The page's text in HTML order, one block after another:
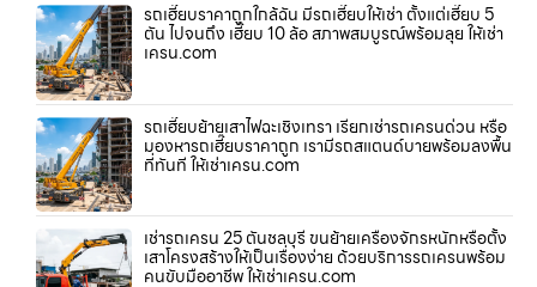
รถเฮี๊ยบราคาถูกใกล้ฉัน มีรถเฮี๊ยบให้เช่า ตั้งแต่เฮี๊ยบ 5
ตัน ไปจนถึง เฮี๊ยบ 10 ล้อ สภาพสมบูรณ์พร้อมลุย ให้เช่า
เครน.com
รถเฮี๊ยบย้ายเสาไฟฉะเชิงเทรา เรียกเช่ารถเครนด่วน หรือ
มองหารถเฮี๊ยบราคาถูก เรามีรถสแตนด์บายพร้อมลงพื้น
ที่ทันที ให้เช่าเครน.com
เช่ารถเครน 25 ตันชลบุรี ขนย้ายเครื่องจักรหนักหรือตั้ง
เสาโครงสร้างให้เป็นเรื่องง่าย ด้วยบริการรถเครนพร้อม
คนขับมืออาชีพ ให้เช่าเครน.com